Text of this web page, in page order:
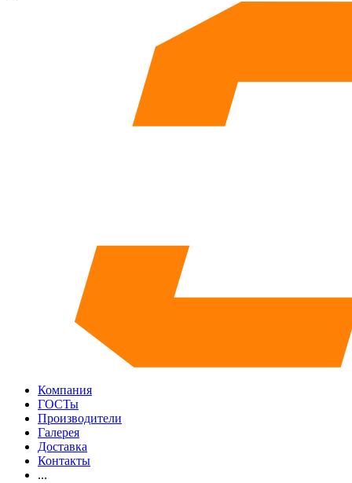
Компания
ГОСТы
Производители
Галерея
Доставка
Контакты
...